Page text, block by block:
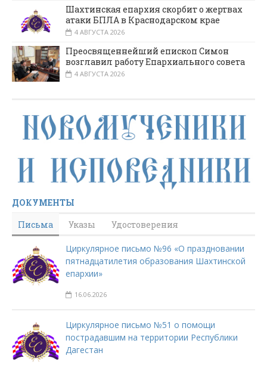
Шахтинская епархия скорбит о жертвах
атаки БПЛА в Краснодарском крае
4 АВГУСТА 2026
Преосвященнейший епископ Симон
возглавил работу Епархиального совета
4 АВГУСТА 2026
ДОКУМЕНТЫ
Письма
Указы Удостоверения
Циркулярное письмо №96 «О праздновании
пятнадцатилетия образования Шахтинской
епархии»
16.06.2026
Циркулярное письмо №51 о помощи
пострадавшим на территории Республики
Дагестан